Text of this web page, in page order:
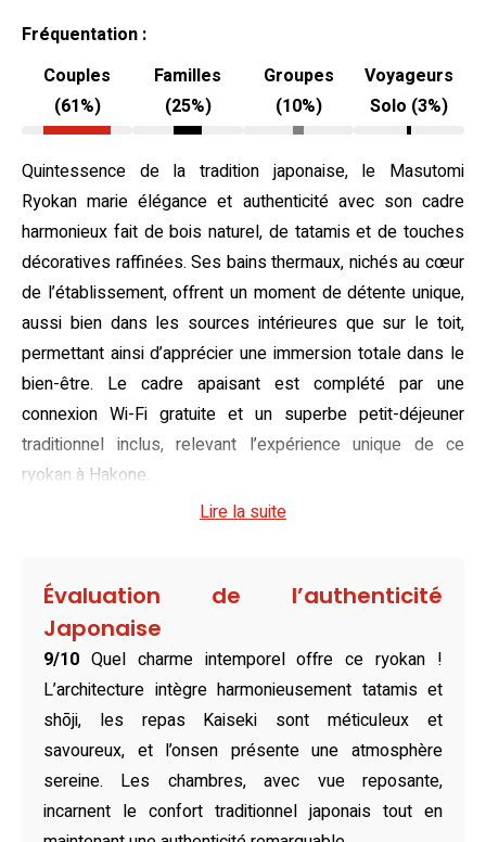
Fréquentation :
Couples
(61%)
Familles
(25%)
Groupes
(10%)
Voyageurs
Solo (3%)
Quintessence de la tradition japonaise, le Masutomi
Ryokan marie élégance et authenticité avec son cadre
harmonieux fait de bois naturel, de tatamis et de touches
décoratives raffinées. Ses bains thermaux, nichés au cœur
de l’établissement, offrent un moment de détente unique,
aussi bien dans les sources intérieures que sur le toit,
permettant ainsi d’apprécier une immersion totale dans le
bien-être. Le cadre apaisant est complété par une
connexion Wi-Fi gratuite et un superbe petit-déjeuner
traditionnel inclus, relevant l’expérience unique de ce
ryokan à Hakone.
Joliment aménagées, les chambres du Masutomi Ryokan
futons confortables et une atmosphère feutrée. Certaines
chambres offrent un espace en tatami et des lits
occidentaux, assurant un confort adapté à toutes les
préférences. Les espaces lumineux et épurés permettent
aux hôtes de se ressourcer pleinement, tandis que les
salles de bains communes reflètent une ambiance
conviviale et partagée, fidèle à l’esprit des ryokans.
Véritable hommage à la gastronomie japonaise, le
Lire la suite
Évaluation de l’authenticité
Japonaise
9/10 Quel charme intemporel offre ce ryokan !
L’architecture intègre harmonieusement tatamis et
shōji, les repas Kaiseki sont méticuleux et
savoureux, et l’onsen présente une atmosphère
sereine. Les chambres, avec vue reposante,
incarnent le confort traditionnel japonais tout en